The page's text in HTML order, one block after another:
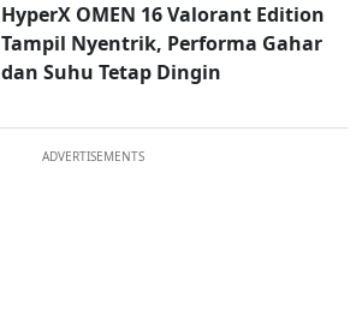
HyperX OMEN 16 Valorant Edition
Tampil Nyentrik, Performa Gahar
dan Suhu Tetap Dingin
ADVERTISEMENTS